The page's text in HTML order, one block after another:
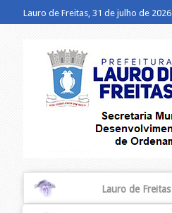
Lauro de Freitas, 31 de julho de 2026
Lauro de Freitas